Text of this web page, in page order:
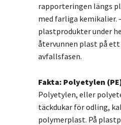
rapporteringen längs
med farliga kemikalier.
plastprodukter under
återvunnen plast på
avfallsfasen.
Fakta: Polyetylen
Polyetylen, eller
täckdukar för odling,
polymerplast. På